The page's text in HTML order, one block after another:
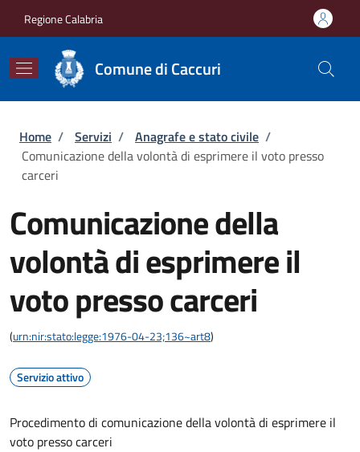
Regione Calabria
Comune di Caccuri
Briciole di pane
Home / Servizi / Anagrafe e stato civile /
Comunicazione della volontà di esprimere il voto presso
carceri
Comunicazione della
volontà di esprimere il
voto presso carceri
(urn:nir:stato:legge:1976-04-23;136~art8)
Servizio attivo
Procedimento di comunicazione della volontà di esprimere il
voto presso carceri